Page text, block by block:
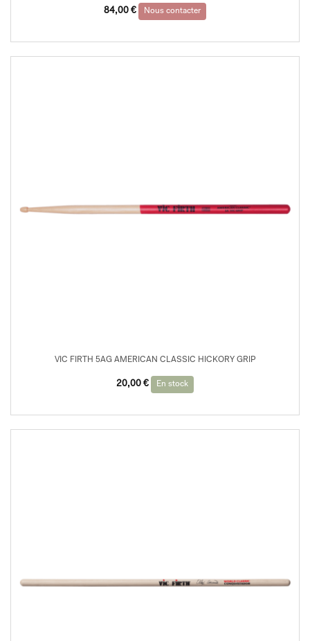
84,00 € Nous contacter
VIC FIRTH 5AG AMERICAN CLASSIC HICKORY GRIP
20,00 € En stock